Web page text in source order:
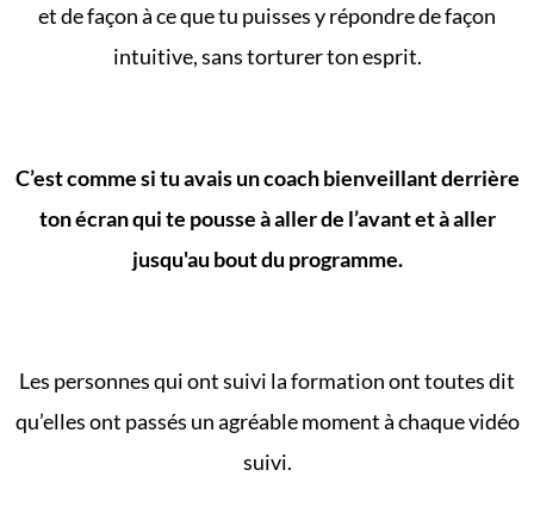
et de façon à ce que tu puisses y répondre de façon
intuitive, sans torturer ton esprit.
C’est comme si tu avais un coach bienveillant derrière
ton écran qui te pousse à aller de l’avant et à aller
jusqu'au bout du programme.
Les personnes qui ont suivi la formation ont toutes dit
qu’elles ont passés un agréable moment à chaque vidéo
suivi.